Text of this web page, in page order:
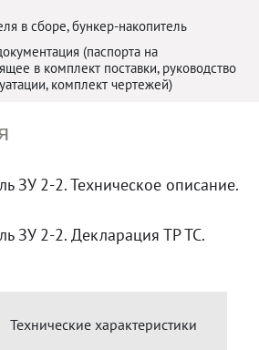
в сборе, бункер-накопитель
(паспорта на
в комплект поставки, руководство
комплект чертежей)
ЗУ 2-2. Техническое описание.
ЗУ 2-2. Декларация ТР ТС.
Технические характеристики